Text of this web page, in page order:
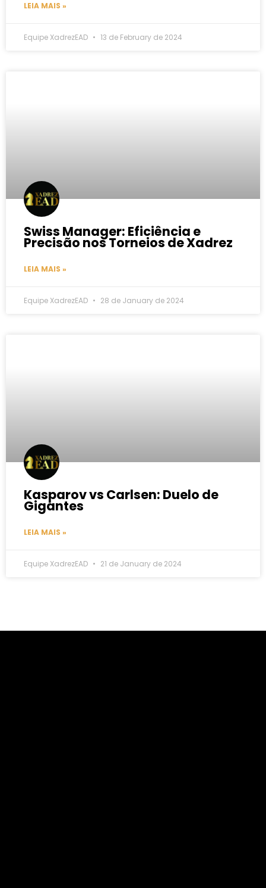
LEIA MAIS »
Equipe XadrezEAD 13 de February de 2024
Swiss Manager: Eficiência e
Precisão nos Torneios de Xadrez
LEIA MAIS »
Equipe XadrezEAD 28 de January de 2024
Kasparov vs Carlsen: Duelo de
Gigantes
LEIA MAIS »
Equipe XadrezEAD 21 de January de 2024